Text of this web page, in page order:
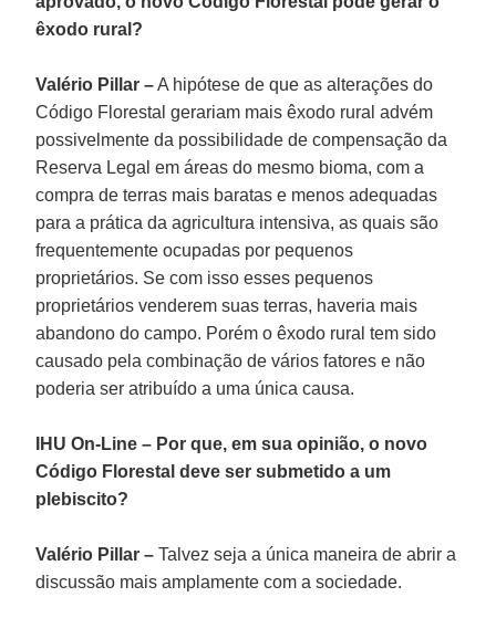
êxodo rural?
Valério Pillar –A hipótese de que as alterações do
Código Florestal gerariam mais êxodo rural advém
possivelmente da possibilidade de compensação da
Reserva Legal em áreas do mesmo bioma, com a
compra de terras mais baratas e menos adequadas
para a prática da agricultura intensiva, as quais são
frequentemente ocupadas por pequenos
proprietários. Se com isso esses pequenos
proprietários venderem suas terras, haveria mais
abandono do campo. Porém o êxodo rural tem sido
causado pela combinação de vários fatores e não
poderia ser atribuído a uma única causa.
IHU On-Line – Por que, em sua opinião, o novo
Código Florestal deve ser submetido a um
plebiscito?
Valério Pillar – Talvez seja a única maneira de abrir a
discussão mais amplamente com a sociedade.